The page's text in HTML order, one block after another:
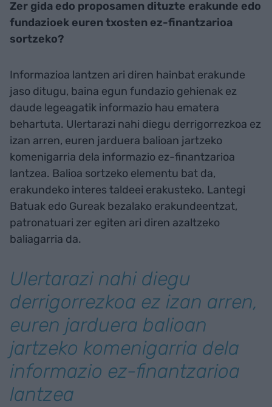
Zer gida edo proposamen dituzte erakunde edo
fundazioek euren txosten ez-finantzarioa
sortzeko?
Informazioa lantzen ari diren hainbat erakunde
jaso ditugu, baina egun fundazio gehienak ez
daude legeagatik informazio hau ematera
behartuta. Ulertarazi nahi diegu derrigorrezkoa ez
izan arren, euren jarduera balioan jartzeko
komenigarria dela informazio ez-finantzarioa
lantzea. Balioa sortzeko elementu bat da,
erakundeko interes taldeei erakusteko. Lantegi
Batuak edo Gureak bezalako erakundeentzat,
patronatuari zer egiten ari diren azaltzeko
baliagarria da.
Ulertarazi nahi diegu
derrigorrezkoa ez izan arren,
euren jarduera balioan
jartzeko komenigarria dela
informazio ez-finantzarioa
lantzea